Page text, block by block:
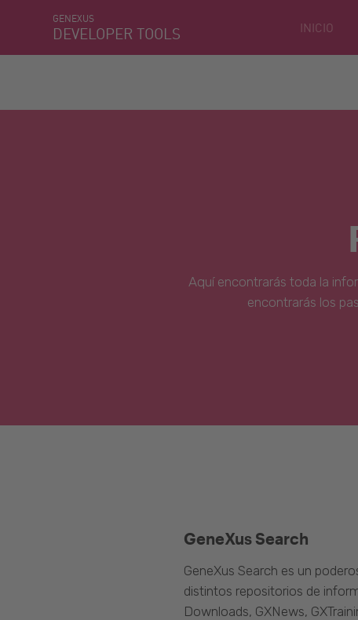
GENEXUS
DEVELOPER TOOLS INICIO
Aquí encontrarás toda la
encontrarás los
GeneXus Search
GeneXus Search es un
distintos repositorios de
Downloads, GXNews,